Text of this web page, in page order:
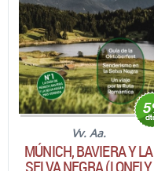
Vv. Aa.
MÚNICH, BAVIERA Y LA
SELVA NEGRA (LONELY